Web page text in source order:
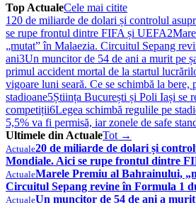
Top ActualeCele mai citite
1 20 de miliarde de dolari și controlul
se rupe frontul dintre FIFA și UEFA2
„mutat” în Malaezia. Circuitul Sepang
ani3Un muncitor de 54 de ani a murit pe
primul accident mortal de la startul
vigoare luni seară. Ce se schimbă la bere,
stadioane5Știința București și Poli Iași se
competiții6Legea schimbă regulile pe
5,5% va fi permisă, iar zonele de safe
Ultimele din ActualeTot →
Actuale20 de miliarde de dolari și
Mondiale. Aici se rupe frontul dintre
ActualeMarele Premiu al Bahrainului,
Circuitul Sepang revine în Formula 1
ActualeUn muncitor de 54 de ani a